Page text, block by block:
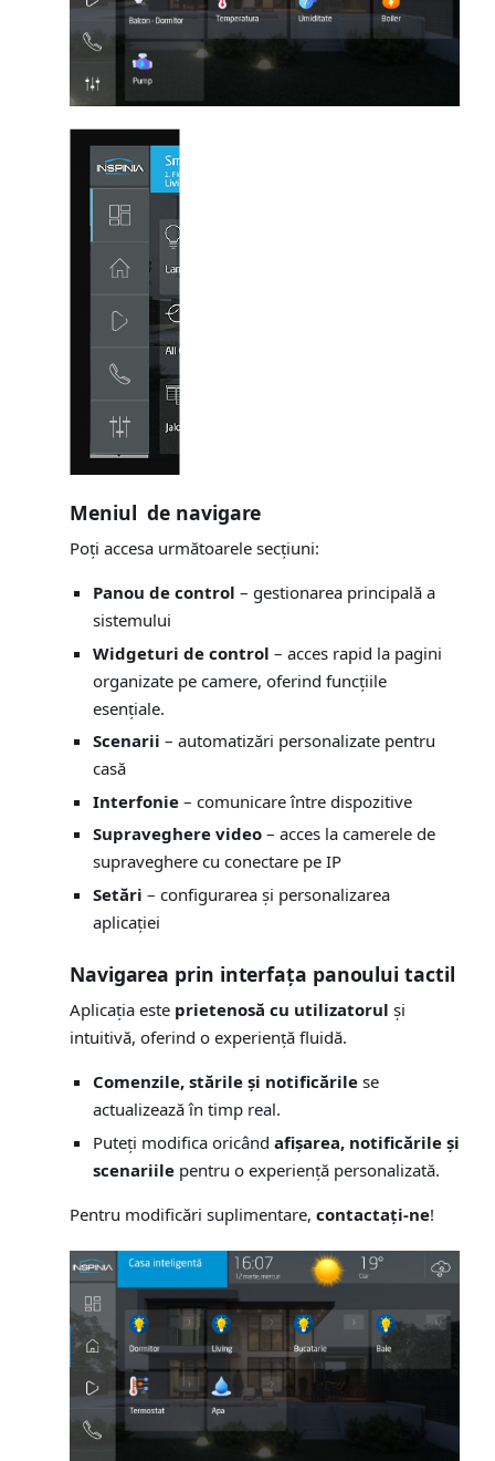
Meniul de navigare
Poți accesa următoarele secțiuni:
Panou de control – gestionarea principală a
sistemului
Widgeturi de control – acces rapid la pagini
organizate pe camere, oferind funcțiile
esențiale.
Scenarii – automatizări personalizate pentru
casă
Interfonie – comunicare între dispozitive
Supraveghere video – acces la camerele de
supraveghere cu conectare pe IP
Setări – configurarea și personalizarea
aplicației
Navigarea prin interfața panoului tactil
Aplicația este prietenosă cu utilizatorul și
intuitivă, oferind o experiență fluidă.
Comenzile, stările și notificările se
actualizează în timp real.
Puteți modifica oricând afișarea, notificările și
scenariile pentru o experiență personalizată.
Pentru modificări suplimentare, contactați-ne!